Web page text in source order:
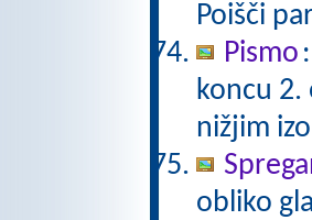
Poišči
Pismo
koncu 2.
nižjim
obliko